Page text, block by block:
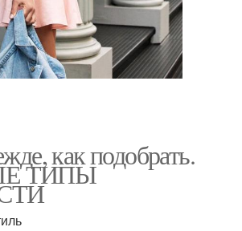
как подобрать.
ТИПЫ